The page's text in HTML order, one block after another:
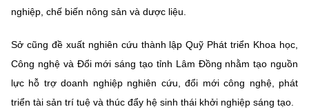
nghiệp, chế biến nông sản và dược liệu.
Sở cũng đề xuất nghiên cứu thành lập Quỹ Phát triển Khoa học,
Công nghệ và Đổi mới sáng tạo tỉnh Lâm Đồng nhằm tạo nguồn
lực hỗ trợ doanh nghiệp nghiên cứu, đổi mới công nghệ, phát
triển tài sản trí tuệ và thúc đẩy hệ sinh thái khởi nghiệp sáng tạo.